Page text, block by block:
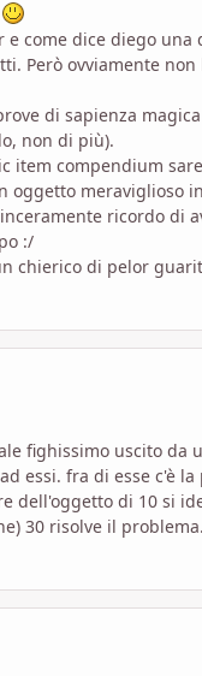
come dice diego
Però ovviamente
di sapienza
non di più).
item compendium
oggetto meraviglioso
ricordo di
:/
chierico di pelor
fighissimo uscito da
essi. fra di esse c'è
dell'oggetto di 10 si
30 risolve il problema.